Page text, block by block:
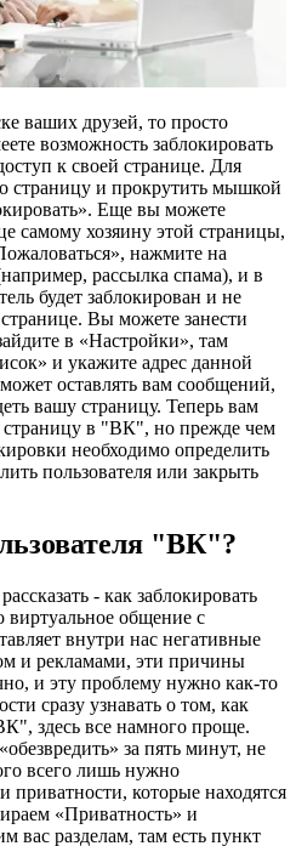
ваших друзей, то просто
возможность заблокировать
к своей странице. Для
страницу и прокрутить мышкой
Еще вы можете
самому хозяину этой страницы,
нажмите на
рассылка спама), и в
будет заблокирован и не
Вы можете занести
в «Настройки», там
и укажите адрес данной
оставлять вам сообщений,
вашу страницу. Теперь вам
страницу в "ВК", но прежде чем
необходимо определить
пользователя или закрыть
"ВК"?
- как заблокировать
общение с
внутри нас негативные
и рекламами, эти причины
и эту проблему нужно как-то
сразу узнавать о том, как
здесь все намного проще.
за пять минут, не
всего лишь нужно
приватности, которые находятся
«Приватность» и
вас разделам, там есть пункт